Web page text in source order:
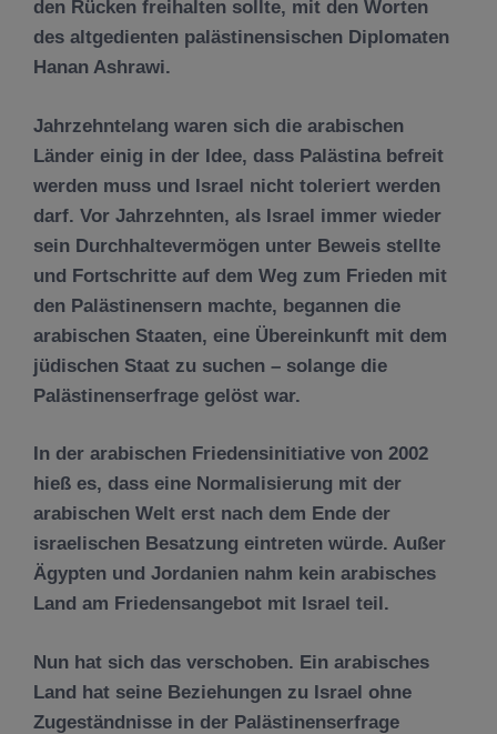
den Rücken freihalten sollte, mit den Worten
des altgedienten palästinensischen Diplomaten
Hanan Ashrawi.
Jahrzehntelang waren sich die arabischen
Länder einig in der Idee, dass Palästina befreit
werden muss und Israel nicht toleriert werden
darf. Vor Jahrzehnten, als Israel immer wieder
sein Durchhaltevermögen unter Beweis stellte
und Fortschritte auf dem Weg zum Frieden mit
den Palästinensern machte, begannen die
arabischen Staaten, eine Übereinkunft mit dem
jüdischen Staat zu suchen – solange die
Palästinenserfrage gelöst war.
In der arabischen Friedensinitiative von 2002
hieß es, dass eine Normalisierung mit der
arabischen Welt erst nach dem Ende der
israelischen Besatzung eintreten würde. Außer
Ägypten und Jordanien nahm kein arabisches
Land am Friedensangebot mit Israel teil.
Nun hat sich das verschoben. Ein arabisches
Land hat seine Beziehungen zu Israel ohne
Zugeständnisse in der Palästinenserfrage